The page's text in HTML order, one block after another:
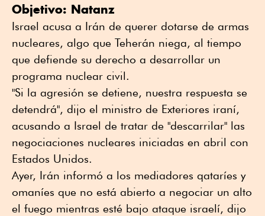
Objetivo: Natanz
Israel acusa a Irán de querer dotarse de armas
nucleares, algo que Teherán niega, al tiempo
que defiende su derecho a desarrollar un
programa nuclear civil.
"Si la agresión se detiene, nuestra respuesta se
detendrá", dijo el ministro de Exteriores iraní,
acusando a Israel de tratar de "descarrilar" las
negociaciones nucleares iniciadas en abril con
Estados Unidos.
Ayer, Irán informó a los mediadores qataríes y
omaníes que no está abierto a negociar un alto
el fuego mientras esté bajo ataque israelí, dijo